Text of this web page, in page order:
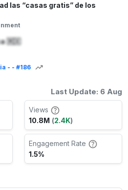
las “casas gratis” de los
🇲🇽
- - #186
Last Update: 6 Aug
Views
10.8M (2.4K)
Engagement Rate
1.5%